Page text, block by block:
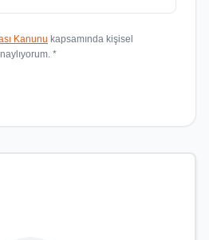
Kanunu kapsamında kişisel
*